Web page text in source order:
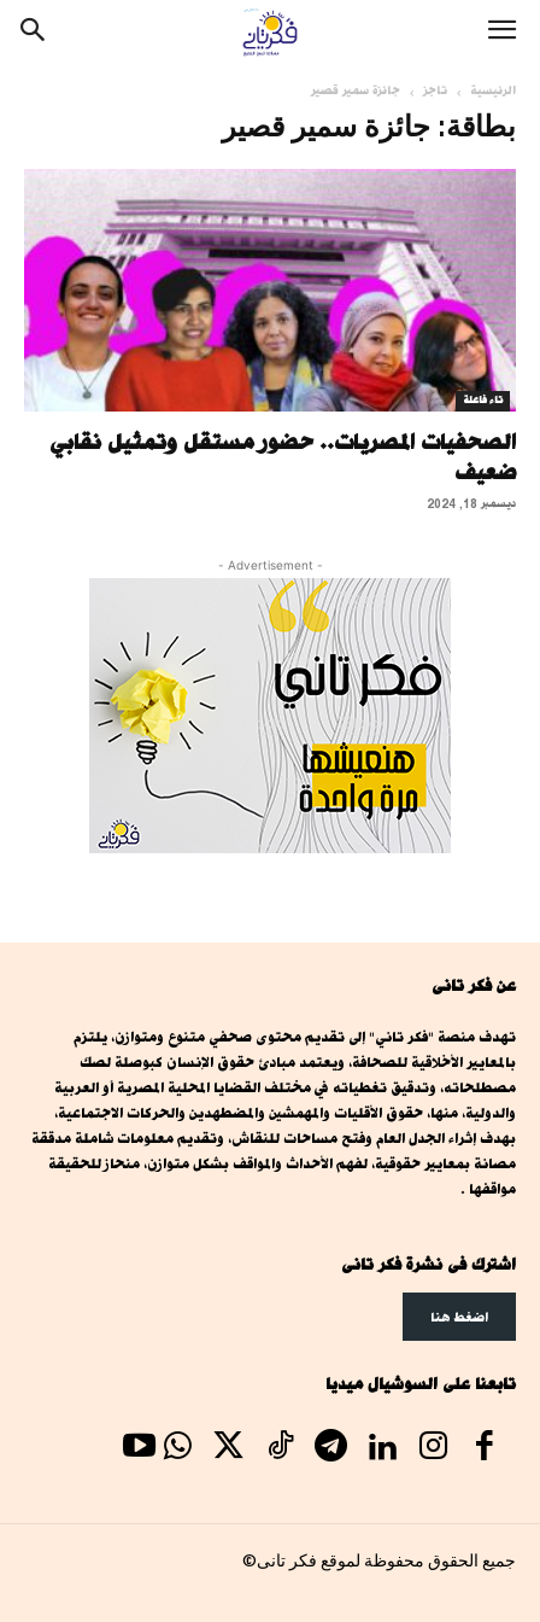
الرئيسية تاجز جائزة سمير قصير
بطاقة: جائزة سمير قصير
تاء فاعلة
الصحفيات المصريات.. حضور مستقل وتمثيل نقابي
ضعيف
ديسمبر 18, 2024
- Advertisement -
عن فكر تانى
تهدف منصة "فكر تاني" إلى تقديم محتوى صحفي متنوع ومتوازن، يلتزم
بالمعايير الأخلاقية للصحافة، ويعتمد مبادئ حقوق الإنسان كبوصلة لصك
مصطلحاته، وتدقيق تغطياته في مختلف القضايا المحلية المصرية أو العربية
والدولية، منها، حقوق الأقليات والمهمشين والمضطهدين والحركات الاجتماعية،
بهدف إثراء الجدل العام وفتح مساحات للنقاش، وتقديم معلومات شاملة مدققة
مصانة بمعايير حقوقية، لفهم الأحداث والمواقف بشكل متوازن، منحاز للحقيقة
مواقفها .
اشترك فى نشرة فكر تانى
اضغط هنا
تابعنا على السوشيال ميديا
جميع الحقوق محفوظة لموقع فكر تانى©